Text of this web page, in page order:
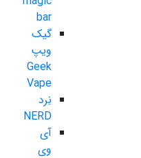
bar
گیک
ویپ
Geek
Vape
نِرد
NERD
آی
وی